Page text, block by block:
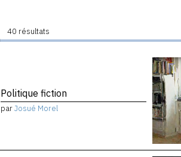
40 résultats
Politique fiction
parJosué Morel